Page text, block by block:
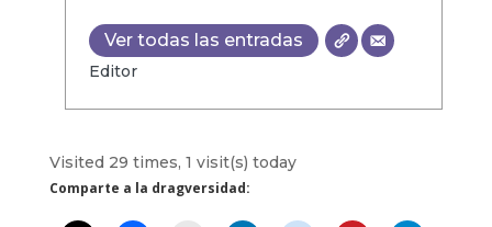
Ver todas las entradas
Editor
Visited 29 times, 1 visit(s) today
Comparte a la dragversidad: